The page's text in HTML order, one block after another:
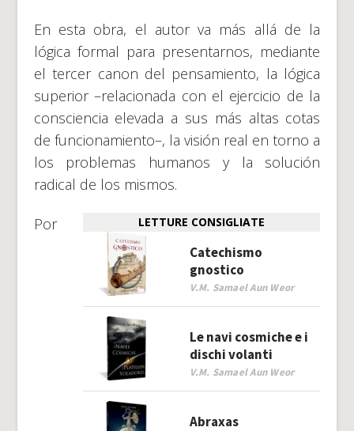
En esta obra, el autor va más allá de la
lógica formal para presentarnos, mediante
el tercer canon del pensamiento, la lógica
superior –relacionada con el ejercicio de la
consciencia elevada a sus más altas cotas
de funcionamiento–, la visión real en torno a
los problemas humanos y la solución
radical de los mismos.
LETTURE CONSIGLIATE
Catechismo
gnostico
V.M. Samael Aun Weor
Le navi cosmiche e i
dischi volanti
V.M. Samael Aun Weor
Abraxas
Por